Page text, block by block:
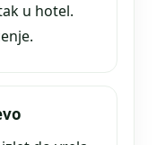
u hotel.